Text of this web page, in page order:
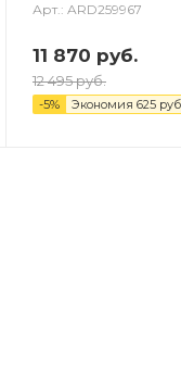
Арт.: ARD259967
11 870 руб.
12 495руб.
-5% Экономия 625